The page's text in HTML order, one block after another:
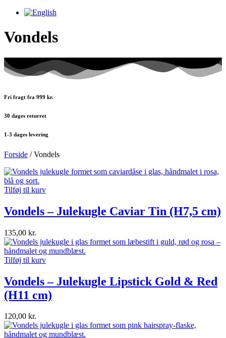
Vondels
Fri fragt fra 999 kr.
30 dages returret
1-3 dages levering
Forside / Vondels
Tilføj til kurv
Vondels – Julekugle Caviar Tin (H7,5 cm)
135,00 kr.
Tilføj til kurv
Vondels – Julekugle Lipstick Gold & Red
(H11 cm)
120,00 kr.